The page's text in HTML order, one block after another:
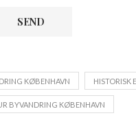
KØBENHAVN HISTORISK
BYVANDRING KØBENHAVN